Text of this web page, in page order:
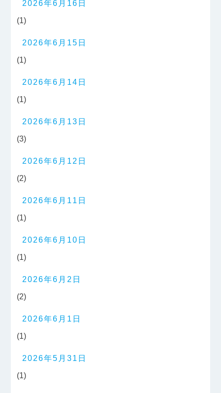
2026年6月16日
(1)
2026年6月15日
(1)
2026年6月14日
(1)
2026年6月13日
(3)
2026年6月12日
(2)
2026年6月11日
(1)
2026年6月10日
(1)
2026年6月2日
(2)
2026年6月1日
(1)
2026年5月31日
(1)